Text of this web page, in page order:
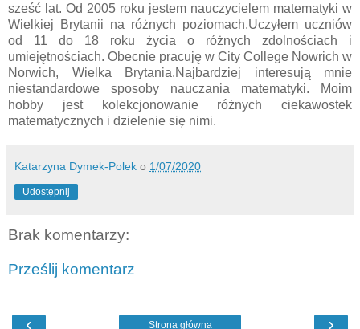
sześć lat. Od 2005 roku jestem nauczycielem matematyki w
Wielkiej Brytanii na różnych poziomach.Uczyłem uczniów
od 11 do 18 roku życia o różnych zdolnościach i
umiejętnościach. Obecnie pracuję w City College Nowrich w
Norwich, Wielka Brytania.Najbardziej interesują mnie
niestandardowe sposoby nauczania matematyki. Moim
hobby jest kolekcjonowanie różnych ciekawostek
matematycznych i dzielenie się nimi.
Katarzyna Dymek-Polek o 1/07/2020
Udostępnij
Brak komentarzy:
Prześlij komentarz
‹ ›
Strona główna